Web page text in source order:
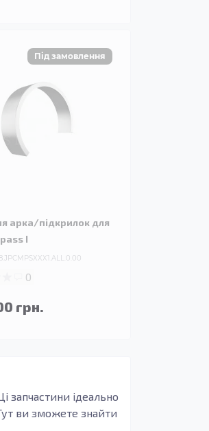
арка/підкрилок для
I
0
грн.
запчастини ідеально
ви зможете знайти